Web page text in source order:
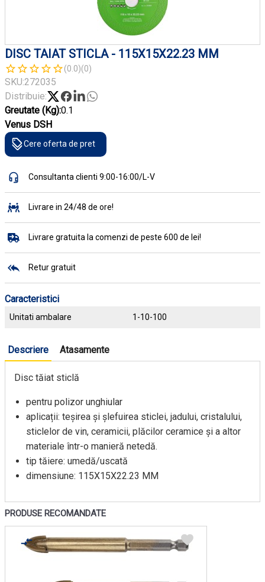
DISC TAIAT STICLA - 115X15X22.23 MM
(0.0)(0)
SKU:272035
Distribuie:
Greutate (Kg):0.1
Venus DSH
Cere oferta de pret
Consultanta clienti 9:00-16:00/L-V
Livrare in 24/48 de ore!
Livrare gratuita la comenzi de peste 600 de lei!
Retur gratuit
Caracteristici
Unitati ambalare 1-10-100
Descriere Atasamente
Disc tăiat sticlă
pentru polizor unghiular
aplicații: teșirea și șlefuirea sticlei, jadului, cristalului,
sticlelor de vin, ceramicii, plăcilor ceramice și a altor
materiale într-o manieră netedă.
tip tăiere: umedă/uscată
dimensiune: 115X15X22.23 MM
PRODUSE RECOMANDATE